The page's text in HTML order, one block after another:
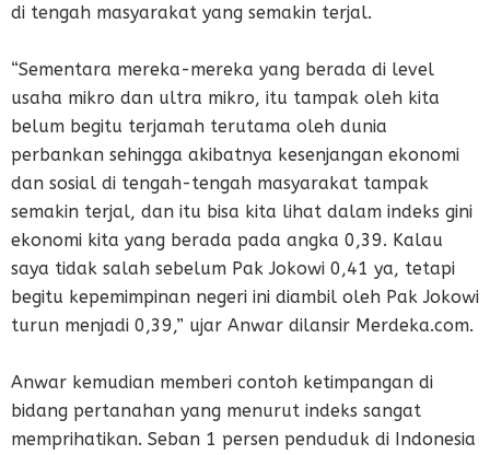
di tengah masyarakat yang semakin terjal.
“Sementara mereka-mereka yang berada di level
usaha mikro dan ultra mikro, itu tampak oleh kita
belum begitu terjamah terutama oleh dunia
perbankan sehingga akibatnya kesenjangan ekonomi
dan sosial di tengah-tengah masyarakat tampak
semakin terjal, dan itu bisa kita lihat dalam indeks gini
ekonomi kita yang berada pada angka 0,39. Kalau
saya tidak salah sebelum Pak Jokowi 0,41 ya, tetapi
begitu kepemimpinan negeri ini diambil oleh Pak Jokowi
turun menjadi 0,39,” ujar Anwar dilansir Merdeka.com.
Anwar kemudian memberi contoh ketimpangan di
bidang pertanahan yang menurut indeks sangat
memprihatikan. Seban 1 persen penduduk di Indonesia